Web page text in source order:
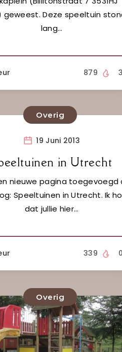
geweest. Deze speeltuin
lang…
3
879
Overig
19 Juni 2013
in Utrecht
nieuwe pagina toegevoegd
Speeltuinen in Utrecht. Ik
dat jullie hier…
0
339
Overig